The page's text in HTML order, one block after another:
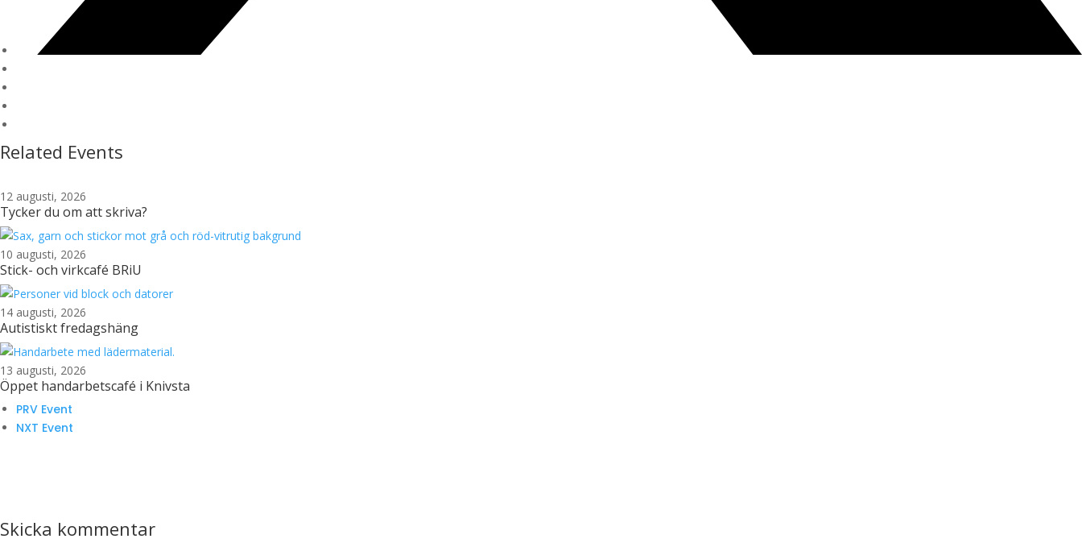
Related Events
12 augusti, 2026
Tycker du om att skriva?
10 augusti, 2026
Stick- och virkcafé BRiU
14 augusti, 2026
Autistiskt fredagshäng
13 augusti, 2026
Öppet handarbetscafé i Knivsta
PRV Event
NXT Event
Skicka kommentar